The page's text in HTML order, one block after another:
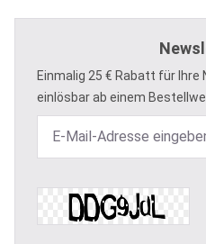
Einmalig 25 € Rabatt für
einlösbar ab einem